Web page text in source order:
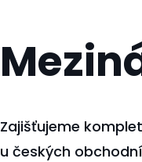
Zajišťujeme
u českých